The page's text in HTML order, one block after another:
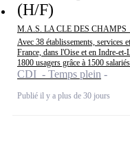
(H/F)
M.A.S. LA CLE DES CHAMPS
Avec 38 établissements, services
France, dans l'Oise et en Indre-
1800 usagers grâce à 1500
CDI - Temps plein
Publié il y a plus de 30 jours